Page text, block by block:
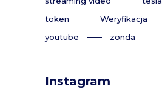
token
Weryfikacja
youtube
zonda
Instagram